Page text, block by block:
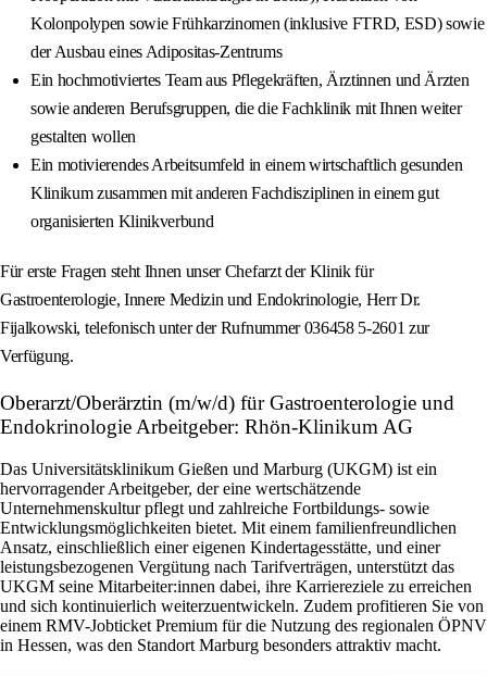
Kolonpolypen sowie Frühkarzinomen (inklusive FTRD, ESD) sowie
der Ausbau eines Adipositas-Zentrums
Ein hochmotiviertes Team aus Pflegekräften, Ärztinnen und Ärzten
sowie anderen Berufsgruppen, die die Fachklinik mit Ihnen weiter
gestalten wollen
Ein motivierendes Arbeitsumfeld in einem wirtschaftlich gesunden
Klinikum zusammen mit anderen Fachdisziplinen in einem gut
organisierten Klinikverbund
Für erste Fragen steht Ihnen unser Chefarzt der Klinik für
Gastroenterologie, Innere Medizin und Endokrinologie, Herr Dr.
Fijalkowski, telefonisch unter der Rufnummer 036458 5-2601 zur
Verfügung.
Oberarzt/Oberärztin (m/w/d) für Gastroenterologie und
Endokrinologie Arbeitgeber: Rhön-Klinikum AG
Das Universitätsklinikum Gießen und Marburg (UKGM) ist ein
hervorragender Arbeitgeber, der eine wertschätzende
Unternehmenskultur pflegt und zahlreiche Fortbildungs- sowie
Entwicklungsmöglichkeiten bietet. Mit einem familienfreundlichen
Ansatz, einschließlich einer eigenen Kindertagesstätte, und einer
leistungsbezogenen Vergütung nach Tarifverträgen, unterstützt das
UKGM seine Mitarbeiter:innen dabei, ihre Karriereziele zu erreichen
und sich kontinuierlich weiterzuentwickeln. Zudem profitieren Sie von
einem RMV-Jobticket Premium für die Nutzung des regionalen ÖPNV
in Hessen, was den Standort Marburg besonders attraktiv macht.